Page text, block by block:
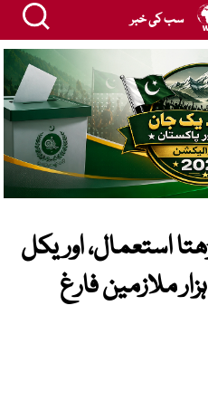
سب کی خبر
استعمال، اوریکل
نے ایک سال میں 21 ہزار ملازمین فارغ